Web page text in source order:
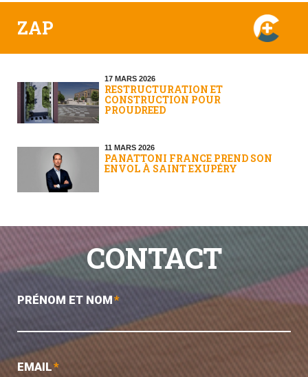
ZAP
17 MARS 2026
RESTRUCTURATION ET
CONSTRUCTION POUR
PROUDREED
11 MARS 2026
PANATTONI FRANCE PREND SON
ENVOL À SAINT EXUPÉRY
CONTACT
PRÉNOM ET NOM*
EMAIL*